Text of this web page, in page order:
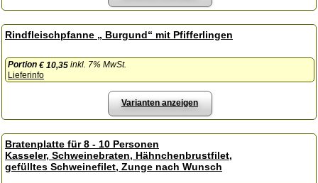
Rindfleischpfanne „ Burgund“ mit Pfifferlingen
Portion € 10,35 inkl. 7% MwSt.
Lieferinfo
Varianten anzeigen
Bratenplatte für 8 - 10 Personen
Kasseler, Schweinebraten, Hähnchenbrustfilet,
gefülltes Schweinefilet, Zunge nach Wunsch